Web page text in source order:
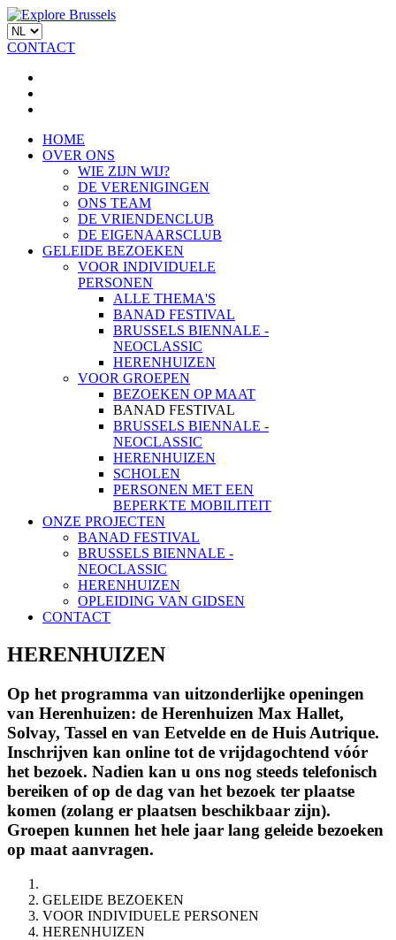
CONTACT
HOME
OVER ONS
WIE ZIJN WIJ?
DE VERENIGINGEN
ONS TEAM
DE VRIENDENCLUB
DE EIGENAARSCLUB
GELEIDE BEZOEKEN
VOOR INDIVIDUELE
PERSONEN
ALLE THEMA'S
BANAD FESTIVAL
BRUSSELS BIENNALE -
NEOCLASSIC
HERENHUIZEN
VOOR GROEPEN
BEZOEKEN OP MAAT
BANAD FESTIVAL
BRUSSELS BIENNALE -
NEOCLASSIC
HERENHUIZEN
SCHOLEN
PERSONEN MET EEN
BEPERKTE MOBILITEIT
ONZE PROJECTEN
BANAD FESTIVAL
BRUSSELS BIENNALE -
NEOCLASSIC
HERENHUIZEN
OPLEIDING VAN GIDSEN
CONTACT
HERENHUIZEN
Op het programma van uitzonderlijke openingen
van Herenhuizen: de Herenhuizen Max Hallet,
Solvay, Tassel en van Eetvelde en de Huis Autrique.
Inschrijven kan online tot de vrijdagochtend vóór
het bezoek. Nadien kan u ons nog steeds telefonisch
bereiken of op de dag van het bezoek ter plaatse
komen (zolang er plaatsen beschikbaar zijn).
Groepen kunnen het hele jaar lang geleide bezoeken
op maat aanvragen.
GELEIDE BEZOEKEN
VOOR INDIVIDUELE PERSONEN
HERENHUIZEN